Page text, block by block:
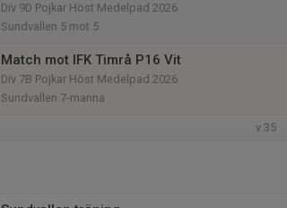
Div 9D Pojkar Höst Medelpad 2026
Sundvallen 5 mot 5
Match mot IFK Timrå P16 Vit
Div 7B Pojkar Höst Medelpad 2026
Sundvallen 7-manna
v.35